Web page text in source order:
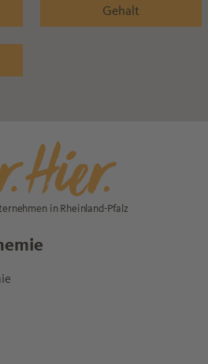
Gehalt
in Rheinland-Pfalz